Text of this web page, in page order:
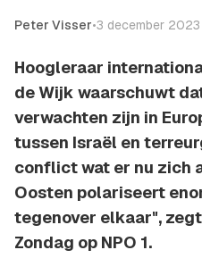
Peter Visser•3 december 2023
Hoogleraar
de Wijk waarschuwt
verwachten zijn in
tussen Israël en
conflict wat er nu zich
Oosten polariseert
tegenover elkaar", zegt
Zondag op NPO 1.